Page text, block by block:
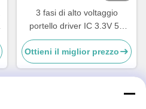
3 fasi di alto voltaggio
portello driver IC 3.3V 5V
15V Logic di ingresso
compatibile integrato in
tempo morto
Ottieni il miglior prezzo